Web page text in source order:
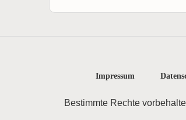
Impressum
Bestimmte Rechte